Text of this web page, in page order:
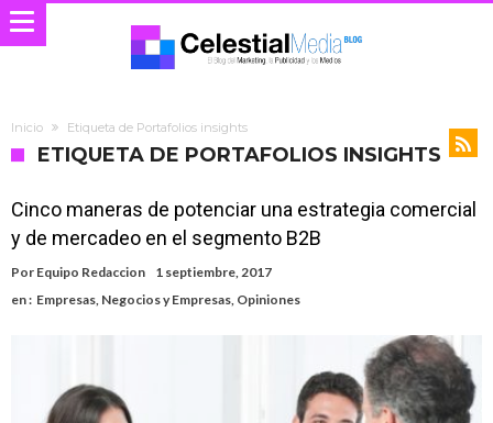
Inicio Etiqueta de Portafolios insights
ETIQUETA DE PORTAFOLIOS INSIGHTS
Cinco maneras de potenciar una estrategia comercial
y de mercadeo en el segmento B2B
Por Equipo Redaccion
1 septiembre, 2017
en : Empresas, Negocios y Empresas, Opiniones